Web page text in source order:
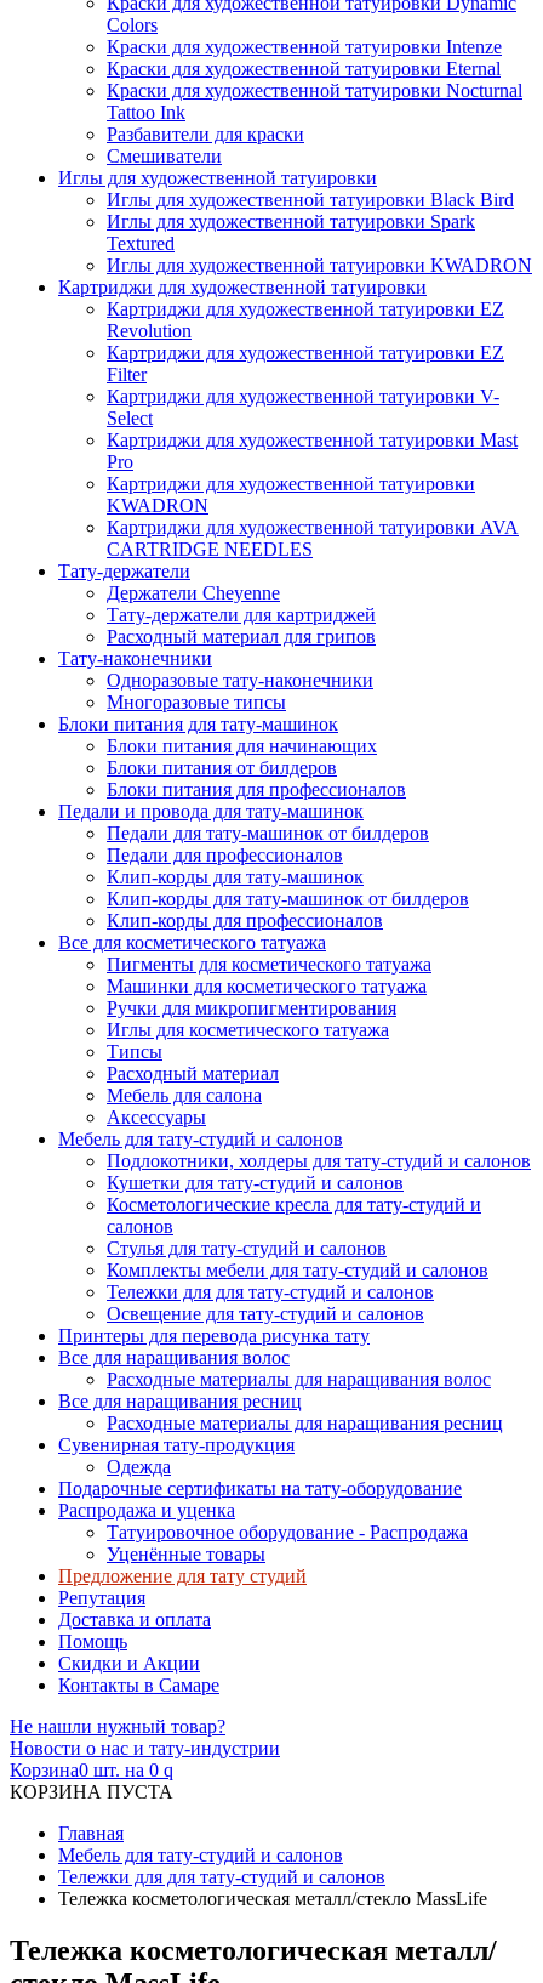
Colors
Краски для художественной татуировки Intenze
Краски для художественной татуировки Eternal
Краски для художественной татуировки Nocturnal
Tattoo Ink
Разбавители для краски
Смешиватели
Иглы для художественной татуировки
Иглы для художественной татуировки Black Bird
Иглы для художественной татуировки Spark
Textured
Иглы для художественной татуировки KWADRON
Картриджи для художественной татуировки
Картриджи для художественной татуировки EZ
Revolution
Картриджи для художественной татуировки EZ
Filter
Картриджи для художественной татуировки V-
Select
Картриджи для художественной татуировки Mast
Pro
Картриджи для художественной татуировки
KWADRON
Картриджи для художественной татуировки AVA
CARTRIDGE NEEDLES
Тату-держатели
Держатели Cheyenne
Тату-держатели для картриджей
Расходный материал для грипов
Тату-наконечники
Одноразовые тату-наконечники
Многоразовые типсы
Блоки питания для тату-машинок
Блоки питания для начинающих
Блоки питания от билдеров
Блоки питания для профессионалов
Педали и провода для тату-машинок
Педали для тату-машинок от билдеров
Педали для профессионалов
Клип-корды для тату-машинок
Клип-корды для тату-машинок от билдеров
Клип-корды для профессионалов
Все для косметического татуажа
Пигменты для косметического татуажа
Машинки для косметического татуажа
Ручки для микропигментирования
Иглы для косметического татуажа
Типсы
Расходный материал
Мебель для салона
Аксессуары
Мебель для тату-студий и салонов
Подлокотники, холдеры для тату-студий и салонов
Кушетки для тату-студий и салонов
Косметологические кресла для тату-студий и
салонов
Стулья для тату-студий и салонов
Комплекты мебели для тату-студий и салонов
Тележки для для тату-студий и салонов
Освещение для тату-студий и салонов
Принтеры для перевода рисунка тату
Все для наращивания волос
Расходные материалы для наращивания волос
Все для наращивания ресниц
Расходные материалы для наращивания ресниц
Сувенирная тату-продукция
Одежда
Подарочные сертификаты на тату-оборудование
Распродажа и уценка
Татуировочное оборудование - Распродажа
Уценённые товары
Предложение для тату студий
Репутация
Доставка и оплата
Помощь
Скидки и Акции
Контакты в Самаре
Не нашли нужный товар?
Новости о нас и тату-индустрии
Корзина0 шт. на 0 q
КОРЗИНА ПУСТА
Главная
Мебель для тату-студий и салонов
Тележки для для тату-студий и салонов
Тележка косметологическая металл/стекло MassLife
Тележка косметологическая металл/